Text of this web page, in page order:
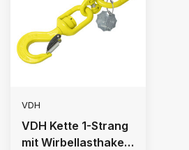
VDH
VDH Kette 1-Strang
mit Wirbellasthaken